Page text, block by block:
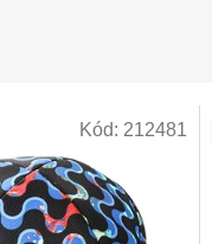
Kód: 212481